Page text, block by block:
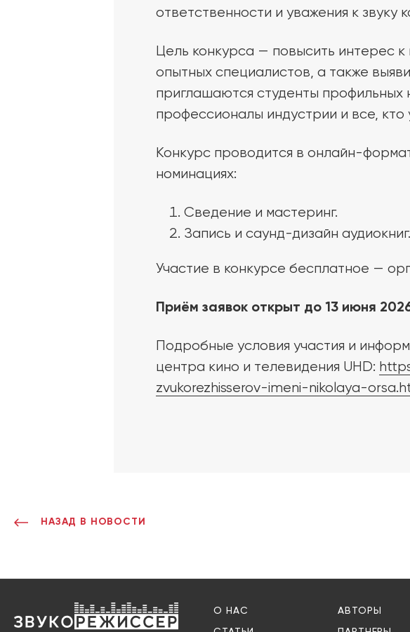
ответственности и уважения к звуку
Цель конкурса — повысить интерес
опытных специалистов, а также
приглашаются студенты
профессионалы индустрии и все, кто
Конкурс проводится в онлайн-
номинациях:
Сведение и мастеринг.
Запись и саунд-дизайн аудиокниг.
Участие в конкурсе бесплатное —
Приём заявок открыт до 13 июня
Подробные условия участия и
центра кино и телевидения UHD:
zvukorezhisserov-imeni-nikolaya-
НАЗАД В НОВОСТИ
О НАС АВТОРЫ